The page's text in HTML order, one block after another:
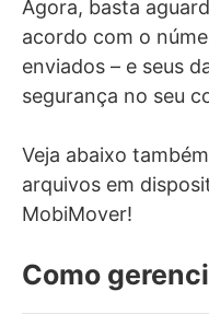
Agora, basta
acordo com o
enviados – e seus
segurança no seu
Veja abaixo
arquivos em
MobiMover!
Como